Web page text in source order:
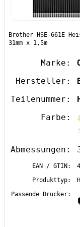
Brother HSE-661E
31mm x 1,5m
Marke:
Hersteller:
Teilenummer:
Farbe:
Abmessungen:
EAN / GTIN:
Produkttyp:
Passende Drucker: